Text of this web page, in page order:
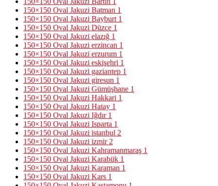
150×150 Oval Jakuzi Batman 1
150×150 Oval Jakuzi Bayburt 1
150×150 Oval Jakuzi Düzce 1
150×150 Oval Jakuzi elazığ 1
150×150 Oval Jakuzi erzincan 1
150×150 Oval Jakuzi erzurum 1
150×150 Oval Jakuzi eskişehri 1
150×150 Oval Jakuzi gaziantep 1
150×150 Oval Jakuzi giresun 1
150×150 Oval Jakuzi Gümüşhane 1
150×150 Oval Jakuzi Hakkari 1
150×150 Oval Jakuzi Hatay 1
150×150 Oval Jakuzi Iğdır 1
150×150 Oval Jakuzi Isparta 1
150×150 Oval Jakuzi istanbul 2
150×150 Oval Jakuzi izmir 2
150×150 Oval Jakuzi Kahramanmaraş 1
150×150 Oval Jakuzi Karabük 1
150×150 Oval Jakuzi Karaman 1
150×150 Oval Jakuzi Kars 1